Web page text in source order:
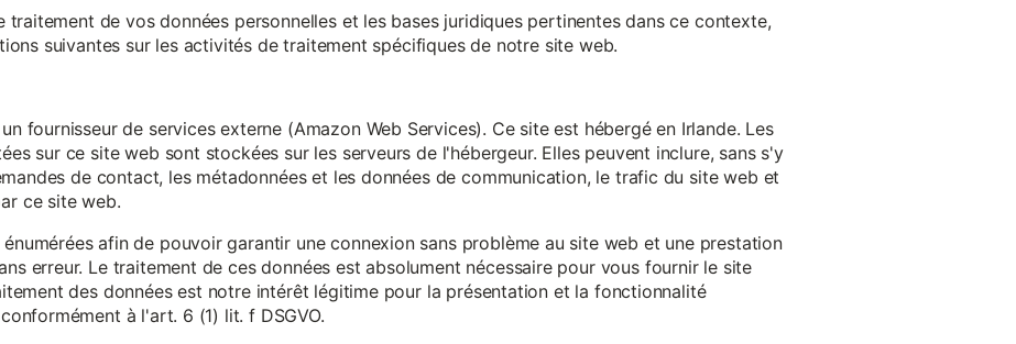
traitement de vos données personnelles et les bases juridiques pertinentes dans ce contexte,
suivantes sur les activités de traitement spécifiques de notre site web.
fournisseur de services externe (Amazon Web Services). Ce site est hébergé en Irlande. Les
sur ce site web sont stockées sur les serveurs de l'hébergeur. Elles peuvent inclure, sans s'y
de contact, les métadonnées et les données de communication, le trafic du site web et
ce site web.
afin de pouvoir garantir une connexion sans problème au site web et une prestation
erreur. Le traitement de ces données est absolument nécessaire pour vous fournir le site
des données est notre intérêt légitime pour la présentation et la fonctionnalité
à l'art. 6 (1) lit. f DSGVO.